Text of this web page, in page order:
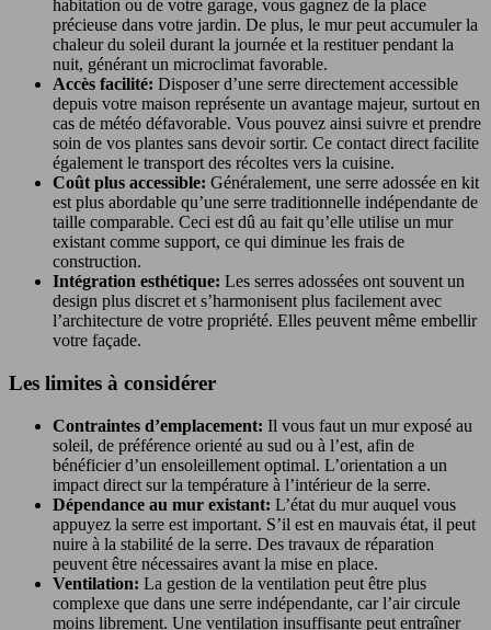
habitation ou de votre garage, vous gagnez de la place
précieuse dans votre jardin. De plus, le mur peut accumuler la
chaleur du soleil durant la journée et la restituer pendant la
nuit, générant un microclimat favorable.
Accès facilité: Disposer d’une serre directement accessible
depuis votre maison représente un avantage majeur, surtout en
cas de météo défavorable. Vous pouvez ainsi suivre et prendre
soin de vos plantes sans devoir sortir. Ce contact direct facilite
également le transport des récoltes vers la cuisine.
Coût plus accessible: Généralement, une serre adossée en kit
est plus abordable qu’une serre traditionnelle indépendante de
taille comparable. Ceci est dû au fait qu’elle utilise un mur
existant comme support, ce qui diminue les frais de
construction.
Intégration esthétique: Les serres adossées ont souvent un
design plus discret et s’harmonisent plus facilement avec
l’architecture de votre propriété. Elles peuvent même embellir
votre façade.
Les limites à considérer
Contraintes d’emplacement: Il vous faut un mur exposé au
soleil, de préférence orienté au sud ou à l’est, afin de
bénéficier d’un ensoleillement optimal. L’orientation a un
impact direct sur la température à l’intérieur de la serre.
Dépendance au mur existant: L’état du mur auquel vous
appuyez la serre est important. S’il est en mauvais état, il peut
nuire à la stabilité de la serre. Des travaux de réparation
peuvent être nécessaires avant la mise en place.
Ventilation: La gestion de la ventilation peut être plus
complexe que dans une serre indépendante, car l’air circule
moins librement. Une ventilation insuffisante peut entraîner